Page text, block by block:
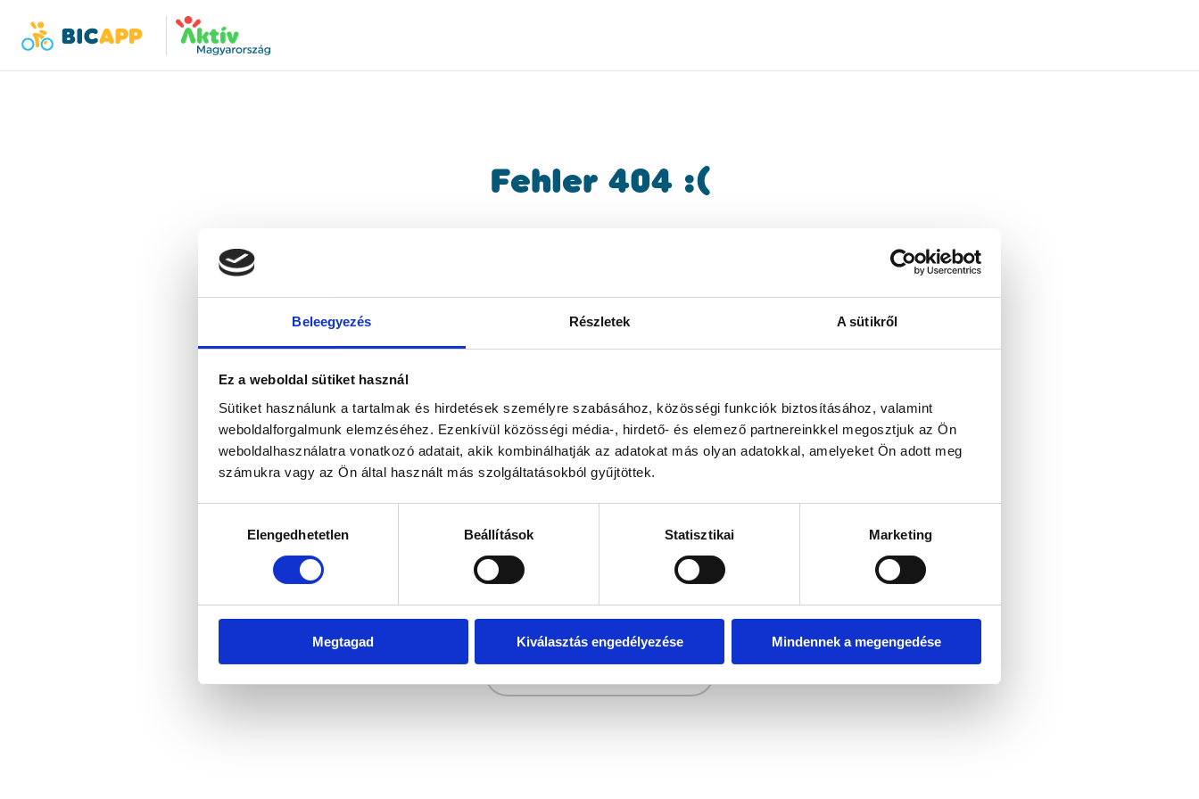
Beleegyezés Részletek A sütikről
Ez a weboldal sütiket használ
Sütiket használunk a tartalmak és hirdetések személyre szabásához, közösségi funkciók biztosításához, valamint
weboldalforgalmunk elemzéséhez. Ezenkívül közösségi média-, hirdető- és elemező partnereinkkel megosztjuk az Ön
weboldalhasználatra vonatkozó adatait, akik kombinálhatják az adatokat más olyan adatokkal, amelyeket Ön adott meg
számukra vagy az Ön által használt más szolgáltatásokból gyűjtöttek.
kiválasztásaElengedhetetlen Beállítások Statisztikai Marketing
Megtagad Kiválasztás engedélyezése Mindennek a megengedése
Bicapp
Fehler 404 :(
die Suche neu!